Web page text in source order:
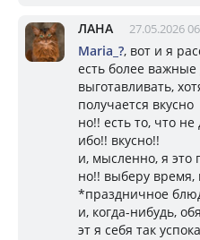
ЛАНА 27.05.2026
Mariа_?, вот и я
есть более
выготавливать,
получается вкусно
но!! есть то, что
ибо!! вкусно!!
и, мысленно, я это
но!! выберу время,
*праздничное
и, когда-нибудь,
эт я себя так